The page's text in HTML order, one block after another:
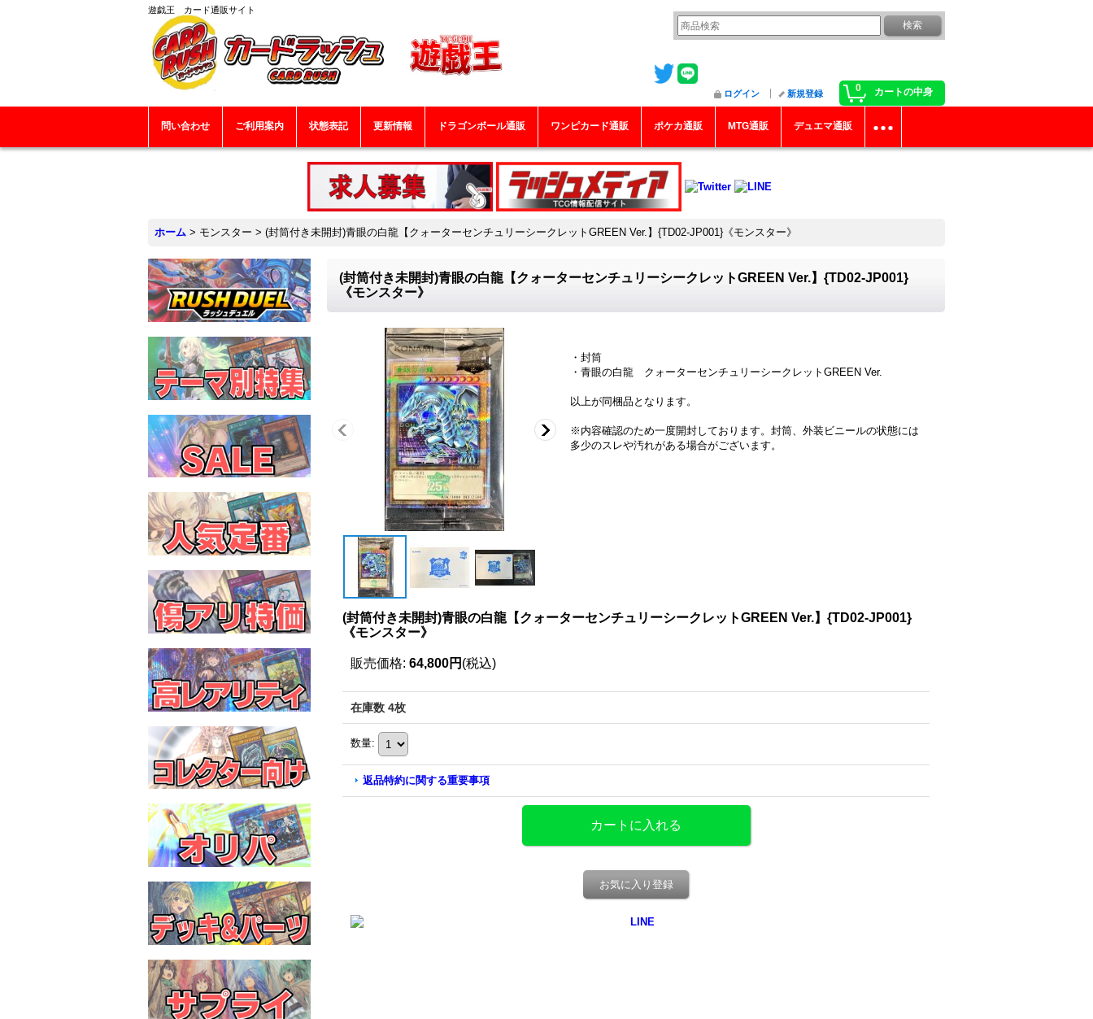
遊戯王 カード通販サイト
0 カートの中身
ログイン 新規登録
問い合わせ ご利用案内 状態表記 更新情報 ドラゴンボール通販 ワンピカード通販 ポケカ通販 MTG通販 デュエマ通販
ホーム > モンスター > (封筒付き未開封)青眼の白龍【クォーターセンチュリーシークレットGREEN Ver.】{TD02-JP001}《モンスター》
(封筒付き未開封)青眼の白龍【クォーターセンチュリーシークレットGREEN Ver.】{TD02-JP001}
《モンスター》
・封筒
・青眼の白龍 クォーターセンチュリーシークレットGREEN Ver.
以上が同梱品となります。
※内容確認のため一度開封しております。封筒、外装ビニールの状態には
多少のスレや汚れがある場合がございます。
(封筒付き未開封)青眼の白龍【クォーターセンチュリーシークレットGREEN Ver.】{TD02-JP001}
《モンスター》
販売価格: 64,800円 (税込)
在庫数 4枚
数量:
返品特約に関する重要事項
お気に入り登録